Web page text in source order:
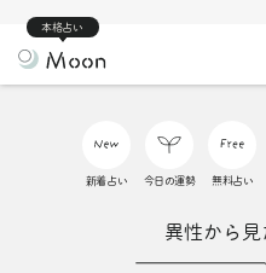
本格占い
新着占い 今日の運勢 無料占い
異性から